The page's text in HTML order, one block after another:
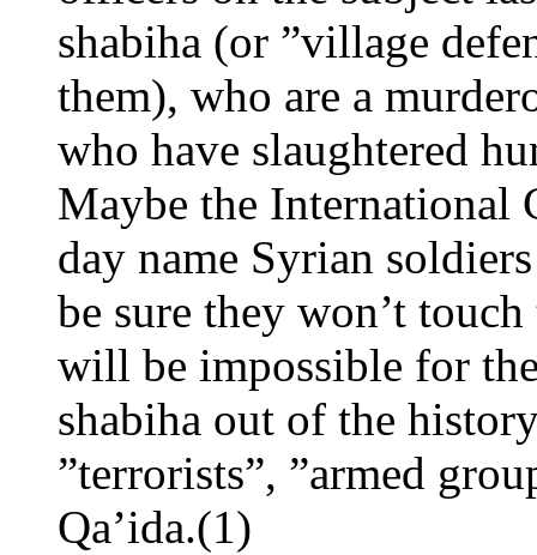
shabiha (or ”village
them), who are a
who have slaughtered
Maybe the International
day name Syrian
be sure they won’t
will be impossible for
shabiha out of the
”terrorists”, ”armed
Qa’ida.(1)